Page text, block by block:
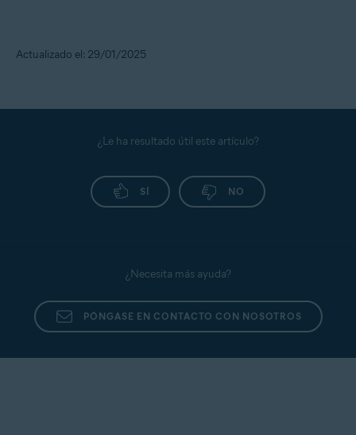
Actualizado el: 29/01/2025
¿Le ha resultado útil este artículo?
SÍ NO
¿Necesita más ayuda?
PÓNGASE EN CONTACTO CON NOSOTROS